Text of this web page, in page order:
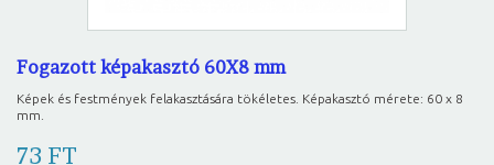
Fogazott képakasztó 60X8 mm
Képek és festmények felakasztására tökéletes. Képakasztó mérete: 60 x 8
mm.
73 FT